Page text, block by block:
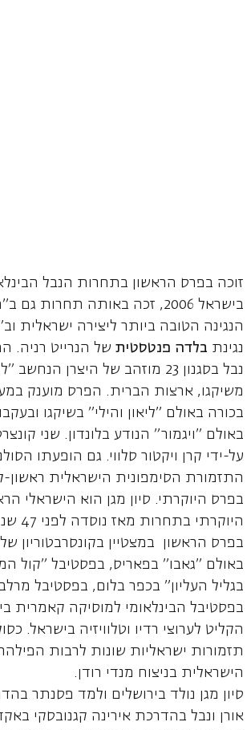
בישראל 2006, זכה באותה תחרות
הנגינה הטובה ביותר ליצירה ישראלית
נגינת בלדה פנטסטיתשל הנרייט רניה.
נבל בסגנון 23 מוזהב של היצרן
משיקגו, ארצות הברית. הפרס מוענק
בכורה באולם "ליאון והילי" בשיקגו
באולם "ויגמור" הנודע בלונדון. שני
על-ידי קרן ויקטור סלווי. גם הופעתו
התזמורת הסימפונית הישראלית ראשון-
בפרס היוקרתי. סיון מגן הוא הישראלי
בפרס הראשון במצטיין בקונסרבטוריון של
באולם "גאבו" בפאריס, בפסטיבל "קול
בפסטיבל הבינלאומי למוסיקה קאמרית
הקליט לערוצי רדיו וטלוויזיה בישראל.
תזמורות ישראליות שונות לרבות
הישראלית בניצוח מנדי רודן.
סיון מגן נולד בירושלים ולמד פסנתר
אורן ונבל בהדרכת אירינה קגנובסקי